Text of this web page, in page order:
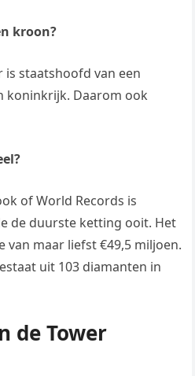
kroon?
is staatshoofd van een
koninkrijk. Daarom ook
of World Records is
de duurste ketting ooit. Het
van maar liefst €49,5 miljoen.
uit 103 diamanten in
de Tower